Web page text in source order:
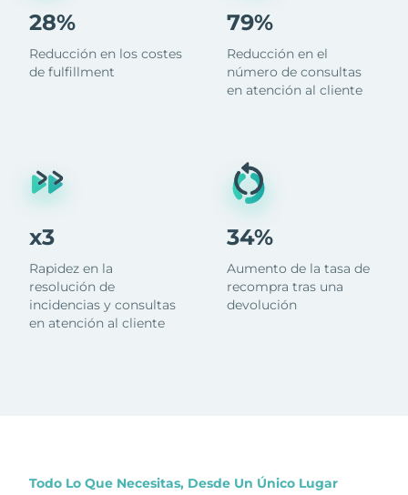
28%
Reducción en los costes
de fulfillment
x3
Rapidez en la
resolución de
incidencias y consultas
en atención al cliente
79%
Reducción en el
número de consultas
en atención al cliente
34%
Aumento de la tasa de
recompra tras una
devolución
Todo Lo Que Necesitas, Desde Un Único Lugar